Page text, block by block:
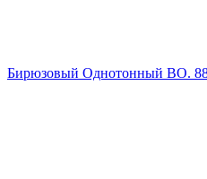
Бирюзовый Однотонный BO.